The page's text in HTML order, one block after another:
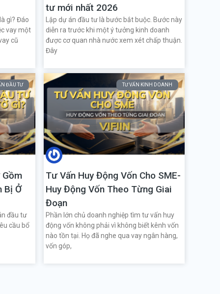
gì? Đáo
vay một
cũ
tư mới nhất 2026
Lập dự án đầu tư là bước bắt buộc. Bước này
diễn ra trước khi một ý tưởng kinh doanh
được cơ quan nhà nước xem xét chấp thuận.
Đây
ĐẦU TƯ
Bị Ở
đầu tư
cầu bổ
TƯ VẤN KINH DOANH
Tư Vấn Huy Động Vốn Cho SME-
Huy Động Vốn Theo Từng Giai
Đoạn
Phần lớn chủ doanh nghiệp tìm tư vấn huy
động vốn không phải vì không biết kênh vốn
nào tồn tại. Họ đã nghe qua vay ngân hàng,
vốn góp,